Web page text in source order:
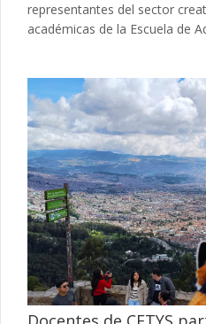
representantes del sector
académicas de la Escuela de